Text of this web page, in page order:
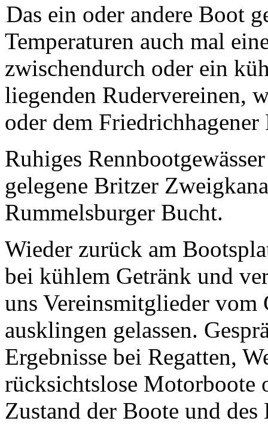
Das ein oder andere Boot
Temperaturen auch mal
zwischendurch oder ein
liegenden Rudervereinen,
oder dem Friedrichhagener
Ruhiges
gelegene Britzer
Rummelsburger Bucht.
Wieder zurück am
bei kühlem Getränk und
uns Vereinsmitglieder
ausklingen gelassen.
Ergebnisse bei Regatten,
rücksichtslose Motorboote
Zustand der Boote und des